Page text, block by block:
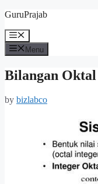
Skip
content
GuruPrajab
Menu
Menu
Bilangan Oktal
by bizlabco